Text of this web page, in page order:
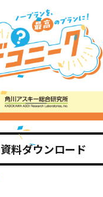
資料ダウンロード